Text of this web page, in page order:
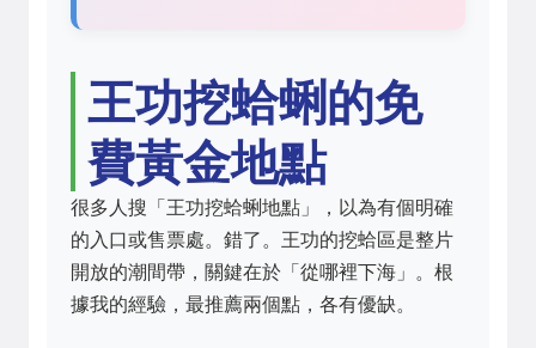
王功挖蛤蜊的免
費黃金地點
很多人搜「王功挖蛤蜊地點」，以為有個明確
的入口或售票處。錯了。王功的挖蛤區是整片
開放的潮間帶，關鍵在於「從哪裡下海」。根
據我的經驗，最推薦兩個點，各有優缺。